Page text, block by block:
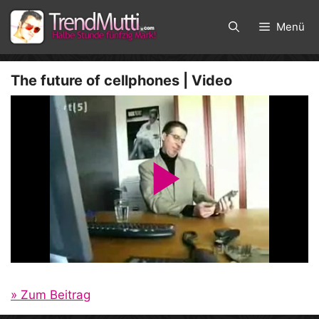
Zum
Inhalt
springen
Menü
The future of cellphones | Video
P
l
a
» Zum Beitrag